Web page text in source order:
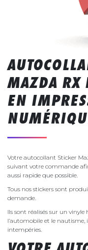
MAZDA RX
EN
Votre autocollant Sticker
suivant votre commande
aussi rapide que possible.
Tous nos stickers sont
demande.
Ils sont réalisés sur un
l’automobile et le nautisme,
intempéries.